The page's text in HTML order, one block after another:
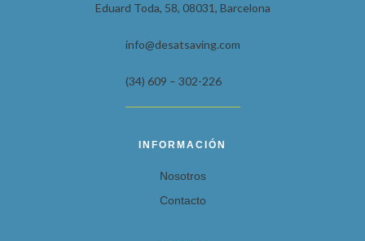
Eduard Toda, 58, 08031, Barcelona
info@desatsaving.com
(34) 609 – 302-226
INFORMACIÓN
Nosotros
Contacto